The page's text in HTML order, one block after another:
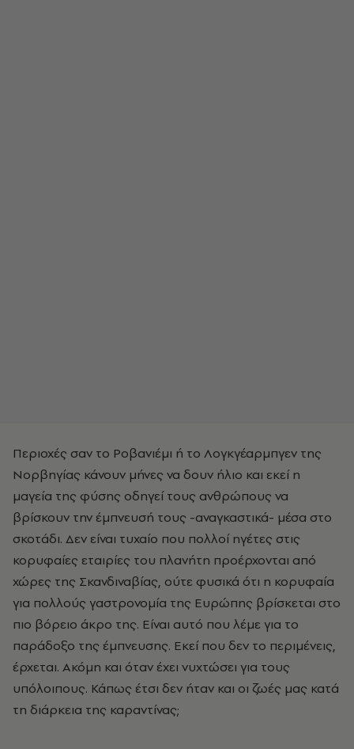
Περιοχές σαν το Ροβανιέμι ή το Λογκγέαρμπγεν της
Νορβηγίας κάνουν μήνες να δουν ήλιο και εκεί η
μαγεία της φύσης οδηγεί τους ανθρώπους να
βρίσκουν την έμπνευσή τους -αναγκαστικά- μέσα στο
σκοτάδι. Δεν είναι τυχαίο που πολλοί ηγέτες στις
κορυφαίες εταιρίες του πλανήτη προέρχονται από
χώρες της Σκανδιναβίας, ούτε φυσικά ότι η κορυφαία
για πολλούς γαστρονομία της Ευρώπης βρίσκεται στο
πιο βόρειο άκρο της. Είναι αυτό που λέμε για το
παράδοξο της έμπνευσης. Εκεί που δεν το περιμένεις,
έρχεται. Ακόμη και όταν έχει νυχτώσει για τους
υπόλοιπους. Κάπως έτσι δεν ήταν και οι ζωές μας κατά
τη διάρκεια της καραντίνας;